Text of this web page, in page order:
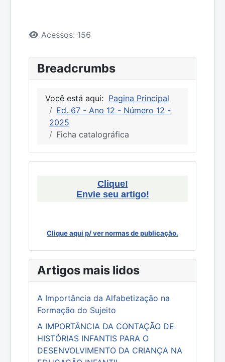
Detalhes
Acessos: 156
Breadcrumbs
Você está aqui: Pagina Principal
Ed. 67 - Ano 12 - Número 12 -
2025
Ficha catalográfica
Clique!
Envie seu artigo!
Clique aqui p/ ver normas de publicação.
Artigos mais lidos
A Importância da Alfabetização na
Formação do Sujeito
A IMPORTÂNCIA DA CONTAÇÃO DE
HISTÓRIAS INFANTIS PARA O
DESENVOLVIMENTO DA CRIANÇA NA